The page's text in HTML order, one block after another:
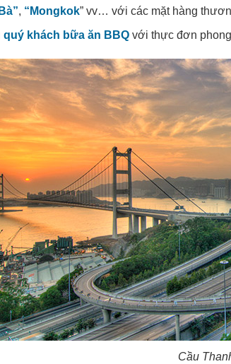
, “Mongkok” vv… với các mặt hàng
quý khách bữa ăn BBQvới thực đơn
Cầu